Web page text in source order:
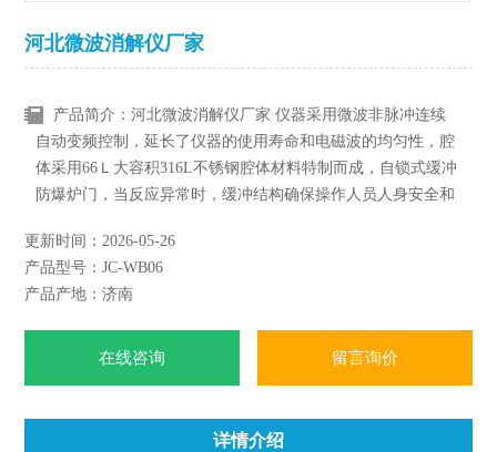
河北微波消解仪厂家
产品简介：河北微波消解仪厂家 仪器采用微波非脉冲连续
自动变频控制，延长了仪器的使用寿命和电磁波的均匀性，腔
体采用66Ｌ大容积316L不锈钢腔体材料特制而成，自锁式缓冲
防爆炉门，当反应异常时，缓冲结构确保操作人员人身安全和
标准。仪器采用温、压双控系统对消解实验的压力和温度进行
控制，实时显示。360°同向连续旋转，微波均匀，保证各个样
品微波环境相同
更新时间：2026-05-26
产品型号：JC-WB06
产品产地：济南
在线咨询 留言询价
详情介绍